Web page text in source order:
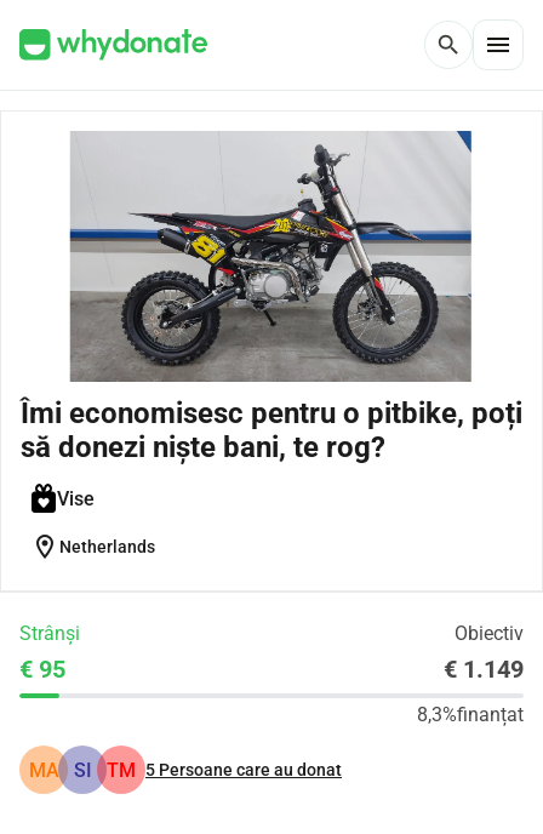
search menu
Îmi economisesc pentru o pitbike, poți
să donezi niște bani, te rog?
Vise
location_on Netherlands
Strânși Obiectiv
€ 95 € 1.149
8,3%finanțat
MA SI TM 5 Persoane care au donat